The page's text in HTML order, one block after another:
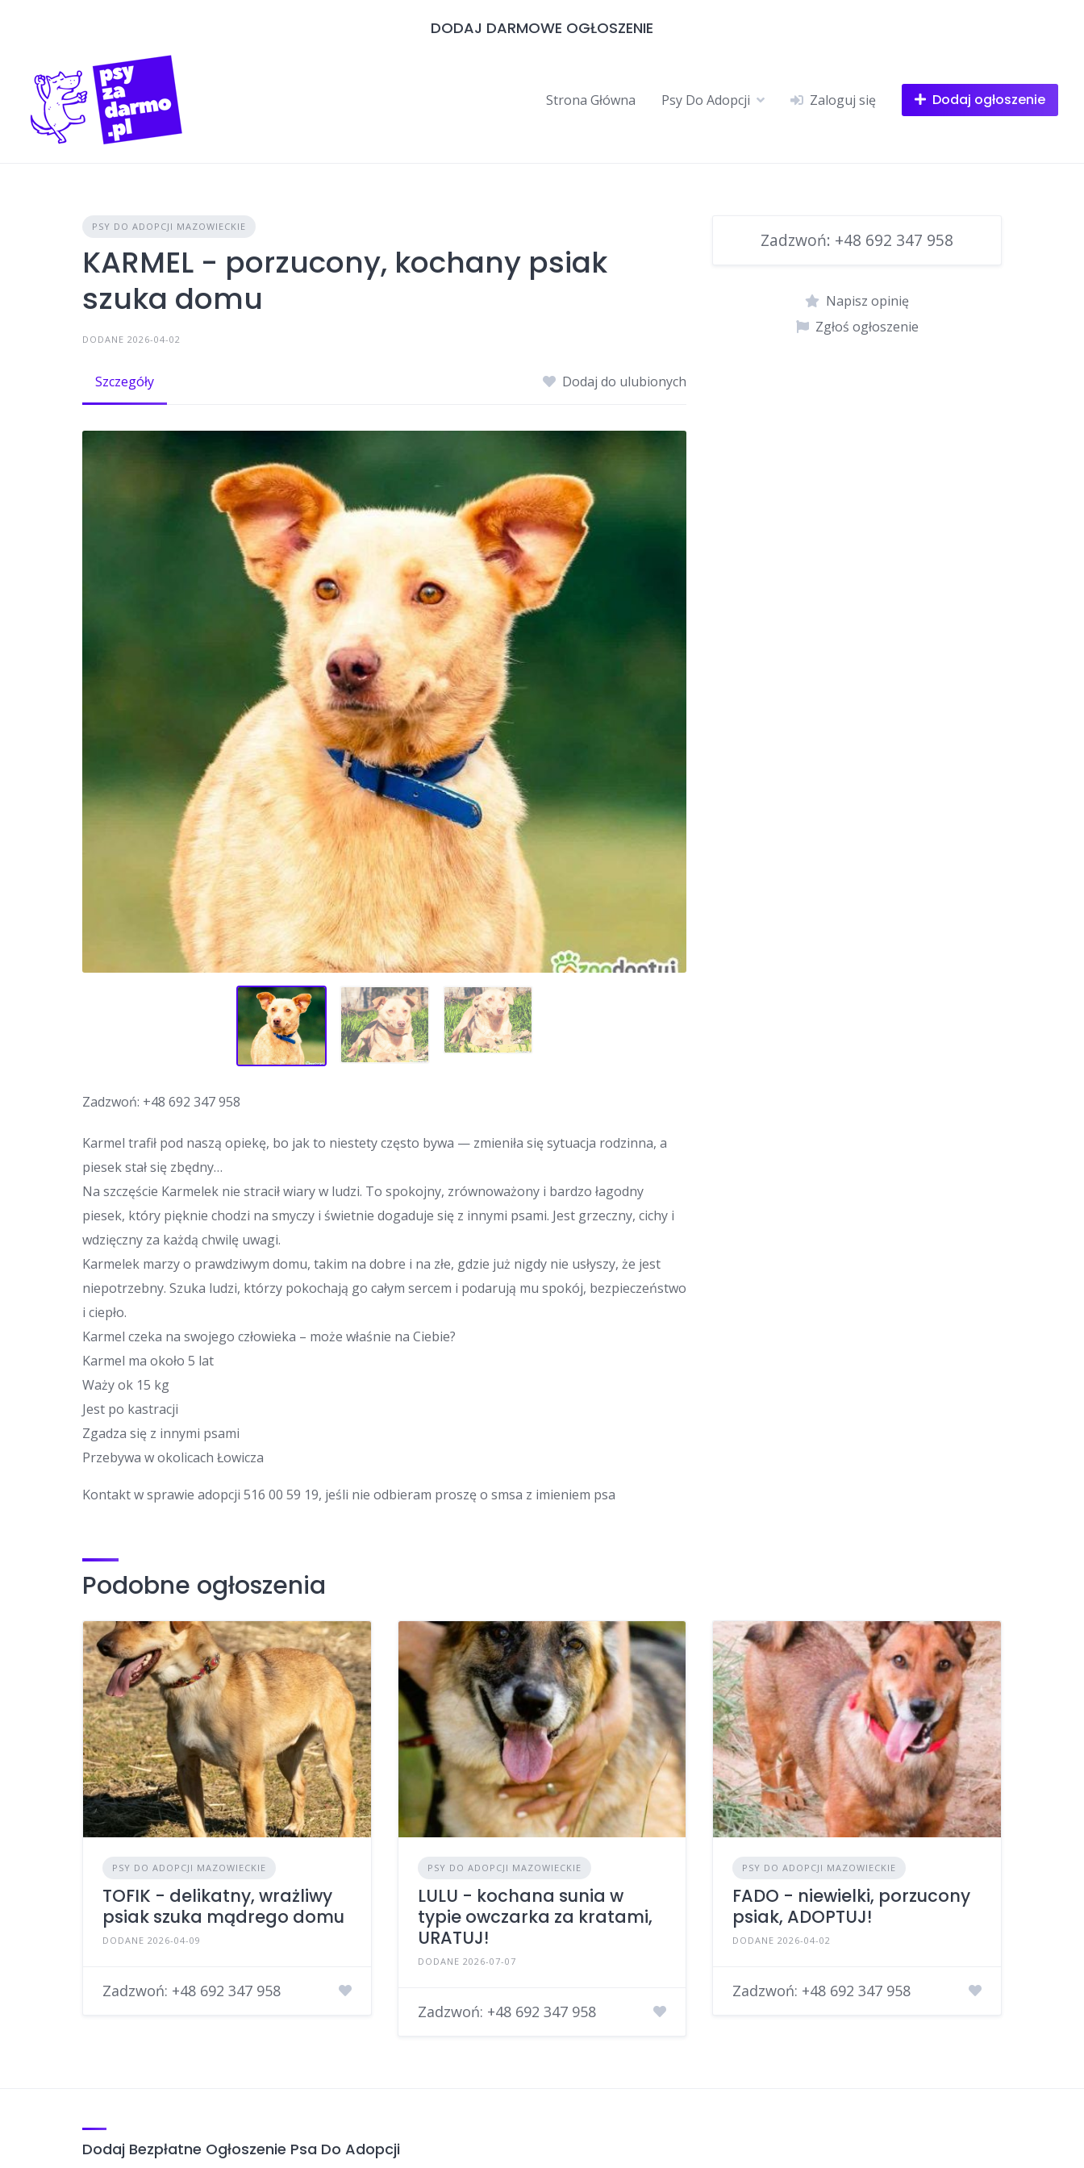
DODAJ DARMOWE OGŁOSZENIE
Strona Główna Psy Do Adopcji Zaloguj się Dodaj ogłoszenie
PSY DO ADOPCJI MAZOWIECKIE
KARMEL - porzucony, kochany psiak
szuka domu
DODANE 2026-04-02
Szczegóły Dodaj do ulubionych
Zadzwoń: +48 692 347 958
Karmel trafił pod naszą opiekę, bo jak to niestety często bywa — zmieniła się sytuacja rodzinna, a
piesek stał się zbędny…
Na szczęście Karmelek nie stracił wiary w ludzi. To spokojny, zrównoważony i bardzo łagodny
piesek, który pięknie chodzi na smyczy i świetnie dogaduje się z innymi psami. Jest grzeczny, cichy i
wdzięczny za każdą chwilę uwagi.
Karmelek marzy o prawdziwym domu, takim na dobre i na złe, gdzie już nigdy nie usłyszy, że jest
niepotrzebny. Szuka ludzi, którzy pokochają go całym sercem i podarują mu spokój, bezpieczeństwo
i ciepło.
Karmel czeka na swojego człowieka – może właśnie na Ciebie?
Karmel ma około 5 lat
Waży ok 15 kg
Jest po kastracji
Zgadza się z innymi psami
Przebywa w okolicach Łowicza
Kontakt w sprawie adopcji 516 00 59 19, jeśli nie odbieram proszę o smsa z imieniem psa
Zadzwoń: +48 692 347 958
Napisz opinię
Zgłoś ogłoszenie
Podobne ogłoszenia
PSY DO ADOPCJI MAZOWIECKIE
TOFIK - delikatny, wrażliwy
psiak szuka mądrego domu
DODANE 2026-04-09
Zadzwoń: +48 692 347 958
PSY DO ADOPCJI MAZOWIECKIE
LULU - kochana sunia w
typie owczarka za kratami,
URATUJ!
DODANE 2026-07-07
Zadzwoń: +48 692 347 958
PSY DO ADOPCJI MAZOWIECKIE
FADO - niewielki, porzucony
psiak, ADOPTUJ!
DODANE 2026-04-02
Zadzwoń: +48 692 347 958
Dodaj Bezpłatne Ogłoszenie Psa Do Adopcji